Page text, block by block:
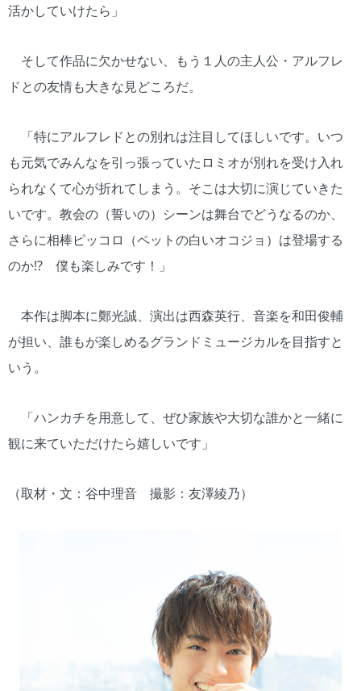
活かしていけたら」
そして作品に欠かせない、もう１人の主人公・アルフレ
ドとの友情も大きな見どころだ。
「特にアルフレドとの別れは注目してほしいです。いつ
も元気でみんなを引っ張っていたロミオが別れを受け入れ
られなくて心が折れてしまう。そこは大切に演じていきた
いです。教会の（誓いの）シーンは舞台でどうなるのか、
さらに相棒ピッコロ（ペットの白いオコジョ）は登場する
のか!? 僕も楽しみです！」
本作は脚本に鄭光誠、演出は西森英行、音楽を和田俊輔
が担い、誰もが楽しめるグランドミュージカルを目指すと
いう。
「ハンカチを用意して、ぜひ家族や大切な誰かと一緒に
観に来ていただけたら嬉しいです」
（取材・文：谷中理音 撮影：友澤綾乃）